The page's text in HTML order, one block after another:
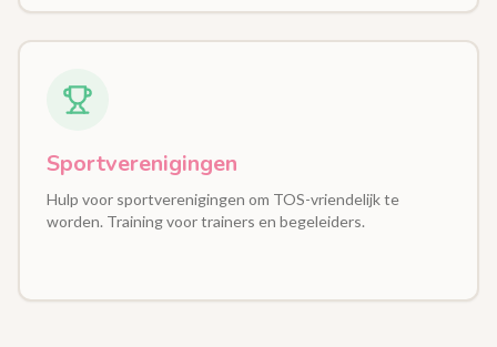
Sportverenigingen
Hulp voor sportverenigingen om TOS-vriendelijk te
worden. Training voor trainers en begeleiders.